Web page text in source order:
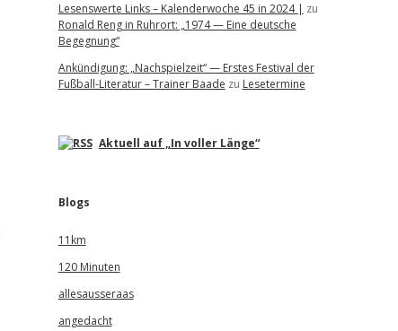
Lesenswerte Links – Kalenderwoche 45 in 2024 | zu
Ronald Reng in Ruhrort: „1974 — Eine deutsche
Begegnung“
Ankündigung: „Nachspielzeit“ — Erstes Festival der
Fußball-Literatur – Trainer Baade zu Lesetermine
Aktuell auf „In voller Länge“
Blogs
11km
120 Minuten
allesausseraas
angedacht